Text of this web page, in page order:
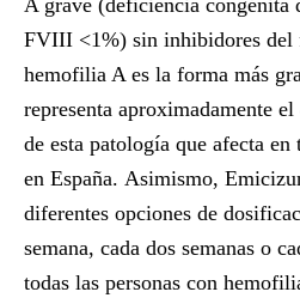
A grave (deficiencia
FVIII <1%) sin inhibidores
hemofilia A es la forma más
representa aproximadamente
de esta patología que afecta en
en España. Asimismo,
diferentes opciones de
semana, cada dos semanas o
todas las personas con